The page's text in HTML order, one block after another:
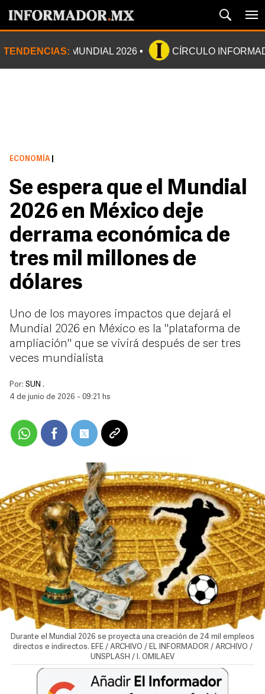
TENDENCIAS: MUNDIAL 2026 CÍRCULO
ECONOMÍA
Se espera que el Mundial
2026 en México deje
derrama económica de
tres mil millones de
dólares
Uno de los mayores impactos que dejará el
Mundial 2026 en México es la "plataforma de
ampliación" que se vivirá después de ser tres
veces mundialista
Por: SUN .
4 de junio de 2026 - 09:21 hs
Durante el Mundial 2026 se proyecta una creación de 24 mil empleos
directos e indirectos. EFE / ARCHIVO / EL INFORMADOR / ARCHIVO /
UNSPLASH / I. OMILAEV